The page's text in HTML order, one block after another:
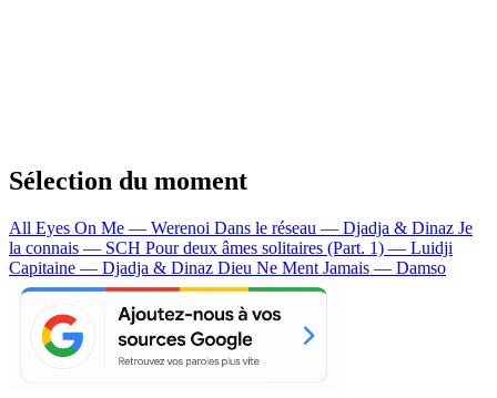
Sélection du moment
All Eyes On Me — Werenoi Dans le réseau — Djadja & Dinaz Je
la connais — SCH Pour deux âmes solitaires (Part. 1) — Luidji
Capitaine — Djadja & Dinaz Dieu Ne Ment Jamais — Damso